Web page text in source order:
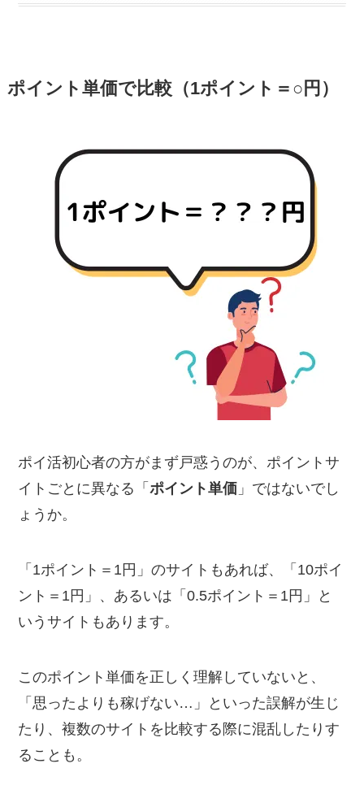
大21,500円！
エアウォレット招待コード利用で最大
TikTok Lite招待キャンペーンで2,750
円！
ポイント単価で比較（1ポイント＝○円）
ポイ活初心者の方がまず戸惑うのが、ポイントサ
イトごとに異なる「ポイント単価 」ではないでし
ょうか。
「1ポイント＝1円」のサイトもあれば、「10ポイ
ント＝1円」、あるいは「0.5ポイント＝1円」と
いうサイトもあります。
このポイント単価を正しく理解していないと、
「思ったよりも稼げない…」といった誤解が生じ
たり、複数のサイトを比較する際に混乱したりす
ることも。